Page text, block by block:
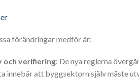
förändringar medför är:
verifiering: De nya reglerna
innebär att byggsektorn själv måste